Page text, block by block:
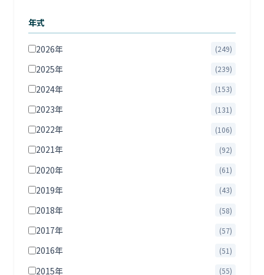
年式
2026年 (249)
2025年 (239)
2024年 (153)
2023年 (131)
2022年 (106)
2021年 (92)
2020年 (61)
2019年 (43)
2018年 (58)
2017年 (57)
2016年 (51)
2015年 (55)